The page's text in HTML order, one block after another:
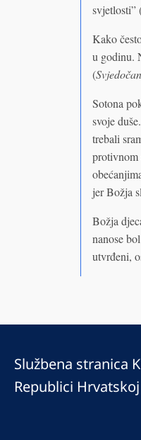
Kako
u godinu.
(
Sotona
svoje
trebali
protivnom
jer Božja
Božja
nanose
utvrđeni,
Službena stranica
Republici Hrvatskoj